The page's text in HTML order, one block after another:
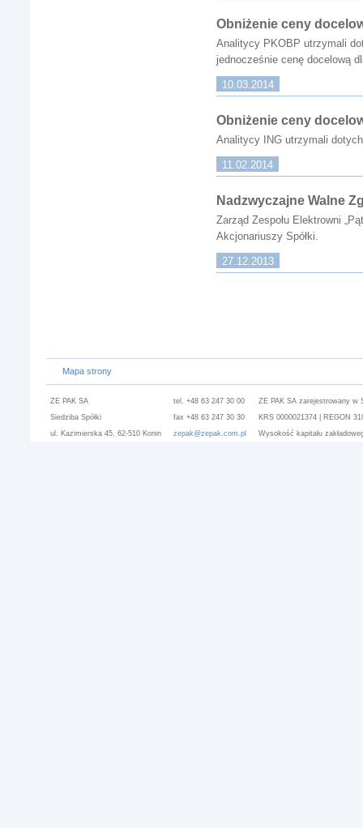
Obniżenie ceny
Analitycy PKOBP utrzymali
jednocześnie cenę docelową
10.03.2014
Obniżenie ceny
Analitycy ING utrzymali
11.02.2014
Nadzwyczajne Walne
Zarząd Zespołu Elektrowni
Akcjonariuszy Spółki.
27.12.2013
Mapa strony
ZE PAK SA
Siedziba Spółki
ul. Kazimierska 45, 62-510 Konin
tel. +48 63 247 30 00
fax +48 63 247 30 30
zepak@zepak.com.pl
ZE PAK SA zarejestrowany w
KRS 0000021374 | REGON
Wysokość kapitału